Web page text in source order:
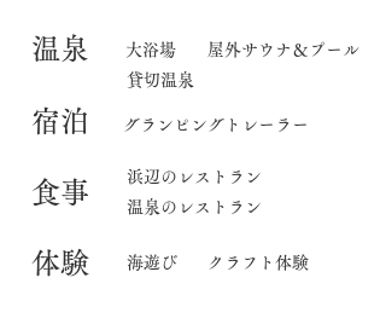
​温泉 大浴場
屋外サウナ＆プール
貸切温泉
宿泊 グランピングトレーラー
食事
​浜辺のレストラン
温泉のレストラン
体験 海遊び クラフト体験